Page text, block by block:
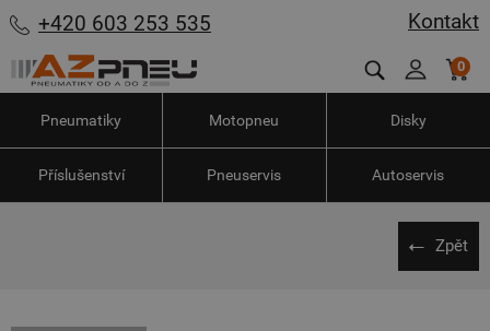
Kontakt
+420 603 253 535
0
Pneumatiky Motopneu Disky
Příslušenství Pneuservis Autoservis
Zpět